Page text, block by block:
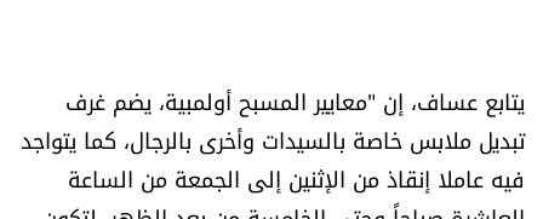
يتابع عساف، إن "معايير المسبح أولمبية، يضم غرف
تبديل ملابس خاصة بالسيدات وأخرى بالرجال، كما يتواجد
فيه عاملا إنقاذ من الإثنين إلى الجمعة من الساعة